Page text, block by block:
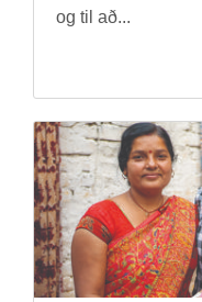
og til að...